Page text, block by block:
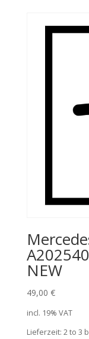
NEW
49,00 €
incl. 19% VAT
Lieferzeit: 2 to 3